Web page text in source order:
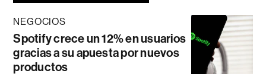
NEGOCIOS
Spotify crece un 12% en usuarios
gracias a su apuesta por nuevos
productos